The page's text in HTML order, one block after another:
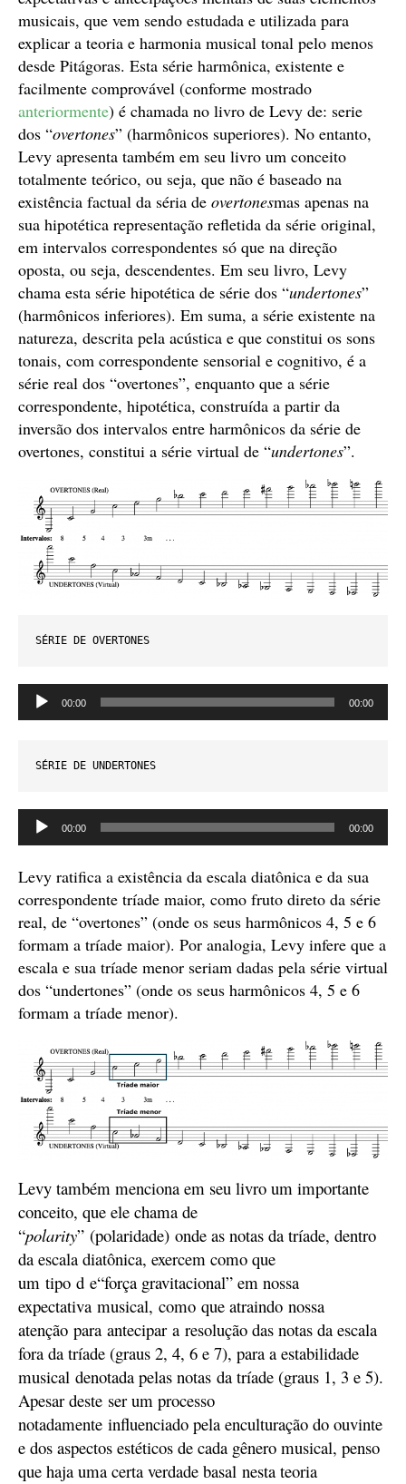
musicais, que vem sendo estudada e utilizada para
explicar a teoria e harmonia musical tonal pelo menos
desde Pitágoras. Esta série harmônica, existente e
facilmente comprovável (conforme mostrado
anteriormente) é chamada no livro de Levy de: serie
dos “overtones” (harmônicos superiores). No entanto,
Levy apresenta também em seu livro um conceito
totalmente teórico, ou seja, que não é baseado na
existência factual da séria de overtonesmas apenas na
sua hipotética representação refletida da série original,
em intervalos correspondentes só que na direção
oposta, ou seja, descendentes. Em seu livro, Levy
chama esta série hipotética de série dos “undertones”
(harmônicos inferiores). Em suma, a série existente na
natureza, descrita pela acústica e que constitui os sons
tonais, com correspondente sensorial e cognitivo, é a
série real dos “overtones”, enquanto que a série
correspondente, hipotética, construída a partir da
inversão dos intervalos entre harmônicos da série de
overtones, constitui a série virtual de “undertones”.
SÉRIE DE OVERTONES
Tocador
de
00:00 00:00
SÉRIE DE UNDERTONES
Tocador
de
00:00 00:00
Levy ratifica a existência da escala diatônica e da sua
correspondente tríade maior, como fruto direto da série
real, de “overtones” (onde os seus harmônicos 4, 5 e 6
formam a tríade maior). Por analogia, Levy infere que a
escala e sua tríade menor seriam dadas pela série virtual
dos “undertones” (onde os seus harmônicos 4, 5 e 6
formam a tríade menor).
Levy também menciona em seu livro um importante
conceito, que ele chama de
“polarity” (polaridade) onde as notas da tríade, dentro
da escala diatônica, exercem como que
um tipo d e“força gravitacional” em nossa
expectativa musical, como que atraindo nossa
atenção para antecipar a resolução das notas da escala
fora da tríade (graus 2, 4, 6 e 7), para a estabilidade
musical denotada pelas notas da tríade (graus 1, 3 e 5).
Apesar deste ser um processo
notadamente influenciado pela enculturação do ouvinte
e dos aspectos estéticos de cada gênero musical, penso
que haja uma certa verdade basal nesta teoria